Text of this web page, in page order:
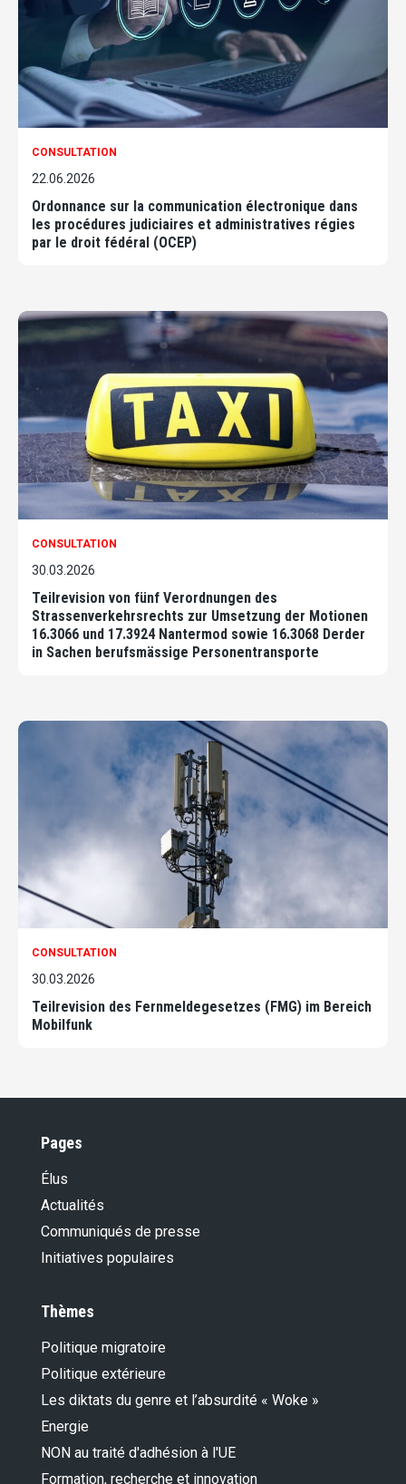
CONSULTATION
22.06.2026
Ordonnance sur la communication électronique dans
les procédures judiciaires et administratives régies
par le droit fédéral (OCEP)
CONSULTATION
30.03.2026
Teilrevision von fünf Verordnungen des
Strassenverkehrsrechts zur Umsetzung der Motionen
16.3066 und 17.3924 Nantermod sowie 16.3068 Derder
in Sachen berufsmässige Personentransporte
CONSULTATION
30.03.2026
Teilrevision des Fernmeldegesetzes (FMG) im Bereich
Mobilfunk
Pages
Élus
Actualités
Communiqués de presse
Initiatives populaires
Thèmes
Politique migratoire
Politique extérieure
Les diktats du genre et l’absurdité « Woke »
Energie
NON au traité d'adhésion à l'UE
Formation, recherche et innovation